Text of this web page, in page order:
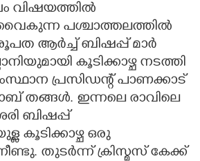
വിഷയത്തിൽ
വൈകുന്ന പശ്ചാത്തലത്തിൽ
ആർച്ച് ബിഷപ്പ് മാർ
കൂടിക്കാഴ്ച നടത്തി
പ്രസിഡന്റ് പാണക്കാട്
തങ്ങൾ. ഇന്നലെ രാവിലെ
ബിഷപ്പ്
കൂടിക്കാഴ്ച ഒരു
തുടർന്ന് ക്രിസ്മസ് കേക്ക്